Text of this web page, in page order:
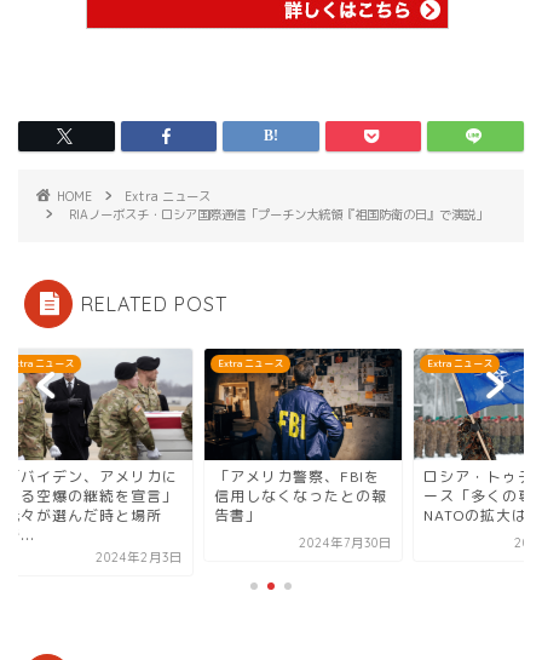
HOME
Extra ニュース
RIAノーボスチ・ロシア国際通信「プーチン大統領『祖国防衛の日』で演説」
RELATED POST
ニュース
イデン、アメリカに
空爆の継続を宣言」
が選んだ時と場所
2024年2月3日
Extra ニュース
「アメリカ警察、FBIを
信用しなくなったとの報
告書」
2024年7月30日
Extra ニュース
ロシア・トゥデイ・
ース「多くの専門家
NATOの拡大は紛争
2022年3